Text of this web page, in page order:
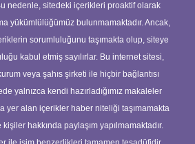
nedenle, sitedeki içerikleri proaktif olarak
yükümlülüğümüz bulunmamaktadır. Ancak,
sorumluluğunu taşımakta olup, siteye
kabul etmiş sayılırlar. Bu internet sitesi,
veya şahıs şirketi ile hiçbir bağlantısı
yalnızca kendi hazırladığımız makaleler
yer alan içerikler haber niteliği taşımamakta
hakkında paylaşım yapılmamaktadır.